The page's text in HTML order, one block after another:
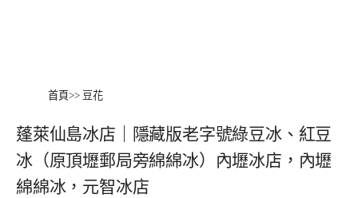
首頁>> 豆花
蓬萊仙島冰店｜隱藏版老字號綠豆冰、紅豆
冰（原頂壢郵局旁綿綿冰）內壢冰店，內壢
綿綿冰，元智冰店